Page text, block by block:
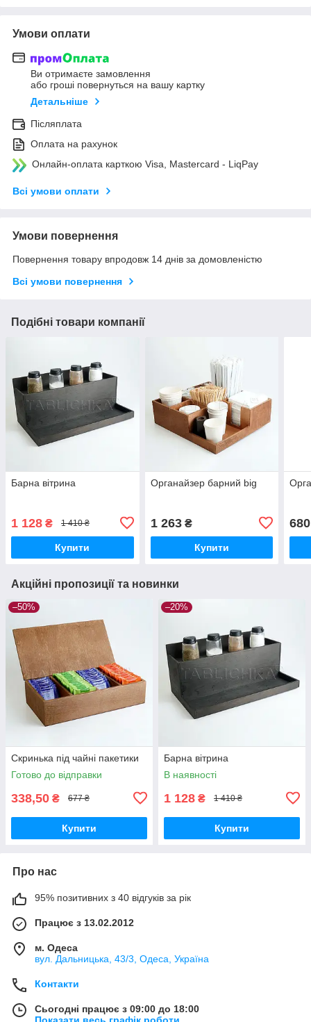
Умови оплати
Ви отримаєте замовлення
або гроші повернуться на вашу картку
Детальніше
Післяплата
Оплата на рахунок
Онлайн-оплата карткою Visa, Mastercard - LiqPay
Всі умови оплати
Умови повернення
Повернення товару впродовж 14 днів за домовленістю
Всі умови повернення
Подібні товари компанії
Барна вітрина
1 128 ₴ 1 410 ₴
Купити
Органайзер барний big
1 263₴
Купити
680
Акційні пропозиції та новинки
–50%
Скринька під чайні пакетики
Готово до відправки
338,50 ₴ 677 ₴
Купити
–20%
Барна вітрина
В наявності
1 128 ₴ 1 410 ₴
Купити
Про нас
95% позитивних з 40 відгуків за рік
Працює з 13.02.2012
м. Одеса
вул. Дальницька, 43/3, Одеса, Україна
Контакти
Сьогодні працює з 09:00 до 18:00
Показати весь графік роботи